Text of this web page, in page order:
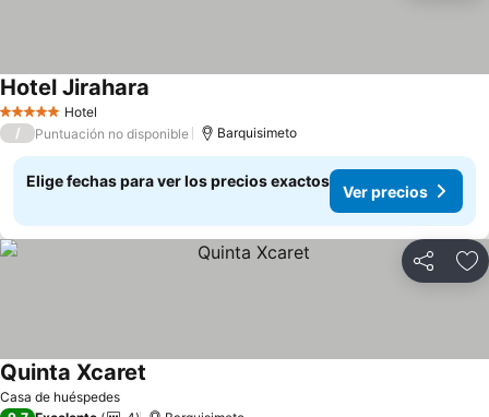
5 Estrellas Hotel
Hotel Jirahara
/ Puntuación no disponible Barquisimeto
Elige fechas para ver los precios exactos
Ver precios
Compartir
Casa de huéspedes
Quinta Xcaret